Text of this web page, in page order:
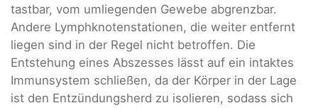
tastbar, vom umliegenden Gewebe abgrenzbar.
Andere Lymphknotenstationen, die weiter entfernt
liegen sind in der Regel nicht betroffen. Die
Entstehung eines Abszesses lässt auf ein intaktes
Immunsystem schließen, da der Körper in der Lage
ist den Entzündungsherd zu isolieren, sodass sich